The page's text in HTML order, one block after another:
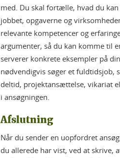
med. Du skal fortælle, hvad du
jobbet, opgaverne og
relevante kompetencer og
argumenter, så du kan komme til
serverer konkrete eksempler på
nødvendigvis søger et fuldtidsjob,
deltid, projektansættelse, vikariat
i ansøgningen.
Afslutning
Når du sender en uopfordret
du allerede har vist, ved at skrive,